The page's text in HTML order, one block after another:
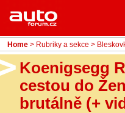
Home
Rubriky
- Testy aut
- Jízdní dojmy a další testy
Home > Rubriky a sekce >
Koenigsegg
cestou do
brutálně (+